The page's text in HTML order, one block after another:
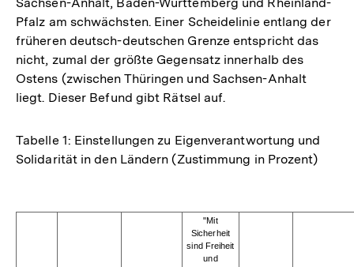
Pfalz am schwächsten. Einer Scheidelinie entlang der
früheren deutsch-deutschen Grenze entspricht das
nicht, zumal der größte Gegensatz innerhalb des
Ostens (zwischen Thüringen und Sachsen-Anhalt
liegt. Dieser Befund gibt Rätsel auf.
Tabelle 1: Einstellungen zu Eigenverantwortung und
Solidarität in den Ländern (Zustimmung in Prozent)
"Mit
Sicherheit
sind Freiheit
und